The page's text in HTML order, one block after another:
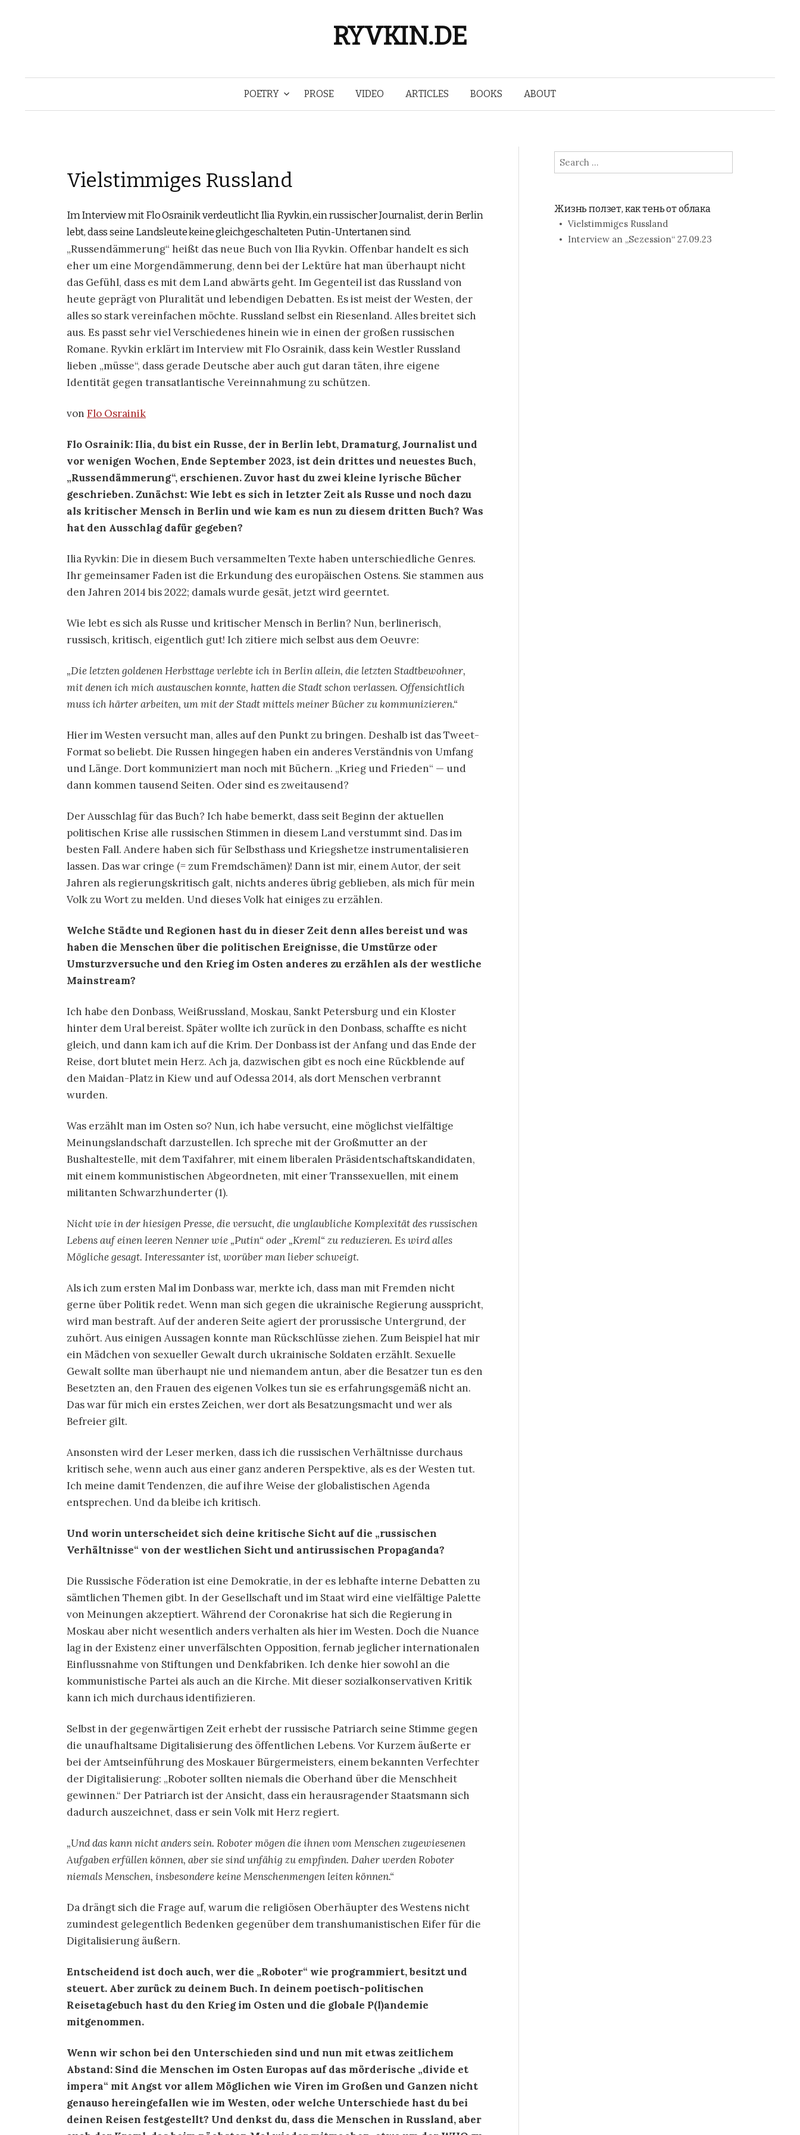
RYVKIN.DE
Skip
POETRY PROSE VIDEO ARTICLES BOOKS ABOUT
Vielstimmiges Russland
Im Interview mit Flo Osrainik verdeutlicht Ilia Ryvkin, ein russischer Journalist, der in Berlin
lebt, dass seine Landsleute keine gleichgeschalteten Putin-Untertanen sind.
„Russendämmerung“ heißt das neue Buch von Ilia Ryvkin. Offenbar handelt es sich
eher um eine Morgendämmerung, denn bei der Lektüre hat man überhaupt nicht
das Gefühl, dass es mit dem Land abwärts geht. Im Gegenteil ist das Russland von
heute geprägt von Pluralität und lebendigen Debatten. Es ist meist der Westen, der
alles so stark vereinfachen möchte. Russland selbst ein Riesenland. Alles breitet sich
aus. Es passt sehr viel Verschiedenes hinein wie in einen der großen russischen
Romane. Ryvkin erklärt im Interview mit Flo Osrainik, dass kein Westler Russland
lieben „müsse“, dass gerade Deutsche aber auch gut daran täten, ihre eigene
Identität gegen transatlantische Vereinnahmung zu schützen.
von Flo Osrainik
Flo Osrainik: Ilia, du bist ein Russe, der in Berlin lebt, Dramaturg, Journalist und
vor wenigen Wochen, Ende September 2023, ist dein drittes und neuestes Buch,
„Russendämmerung“, erschienen. Zuvor hast du zwei kleine lyrische Bücher
geschrieben. Zunächst: Wie lebt es sich in letzter Zeit als Russe und noch dazu
als kritischer Mensch in Berlin und wie kam es nun zu diesem dritten Buch? Was
hat den Ausschlag dafür gegeben?
Ilia Ryvkin: Die in diesem Buch versammelten Texte haben unterschiedliche Genres.
Ihr gemeinsamer Faden ist die Erkundung des europäischen Ostens. Sie stammen aus
den Jahren 2014 bis 2022; damals wurde gesät, jetzt wird geerntet.
Wie lebt es sich als Russe und kritischer Mensch in Berlin? Nun, berlinerisch,
russisch, kritisch, eigentlich gut! Ich zitiere mich selbst aus dem Oeuvre:
„Die letzten goldenen Herbsttage verlebte ich in Berlin allein, die letzten Stadtbewohner,
mit denen ich mich austauschen konnte, hatten die Stadt schon verlassen. Offensichtlich
muss ich härter arbeiten, um mit der Stadt mittels meiner Bücher zu kommunizieren.“
Hier im Westen versucht man, alles auf den Punkt zu bringen. Deshalb ist das Tweet-
Format so beliebt. Die Russen hingegen haben ein anderes Verständnis von Umfang
und Länge. Dort kommuniziert man noch mit Büchern. „Krieg und Frieden“ — und
dann kommen tausend Seiten. Oder sind es zweitausend?
Der Ausschlag für das Buch? Ich habe bemerkt, dass seit Beginn der aktuellen
politischen Krise alle russischen Stimmen in diesem Land verstummt sind. Das im
besten Fall. Andere haben sich für Selbsthass und Kriegshetze instrumentalisieren
lassen. Das war cringe (= zum Fremdschämen)! Dann ist mir, einem Autor, der seit
Jahren als regierungskritisch galt, nichts anderes übrig geblieben, als mich für mein
Volk zu Wort zu melden. Und dieses Volk hat einiges zu erzählen.
Welche Städte und Regionen hast du in dieser Zeit denn alles bereist und was
haben die Menschen über die politischen Ereignisse, die Umstürze oder
Umsturzversuche und den Krieg im Osten anderes zu erzählen als der westliche
Mainstream?
Ich habe den Donbass, Weißrussland, Moskau, Sankt Petersburg und ein Kloster
hinter dem Ural bereist. Später wollte ich zurück in den Donbass, schaffte es nicht
gleich, und dann kam ich auf die Krim. Der Donbass ist der Anfang und das Ende der
Reise, dort blutet mein Herz. Ach ja, dazwischen gibt es noch eine Rückblende auf
den Maidan-Platz in Kiew und auf Odessa 2014, als dort Menschen verbrannt
wurden.
Was erzählt man im Osten so? Nun, ich habe versucht, eine möglichst vielfältige
Meinungslandschaft darzustellen. Ich spreche mit der Großmutter an der
Bushaltestelle, mit dem Taxifahrer, mit einem liberalen Präsidentschaftskandidaten,
mit einem kommunistischen Abgeordneten, mit einer Transsexuellen, mit einem
militanten Schwarzhunderter (1).
Nicht wie in der hiesigen Presse, die versucht, die unglaubliche Komplexität des russischen
Lebens auf einen leeren Nenner wie „Putin“ oder „Kreml“ zu reduzieren. Es wird alles
Mögliche gesagt. Interessanter ist, worüber man lieber schweigt.
Als ich zum ersten Mal im Donbass war, merkte ich, dass man mit Fremden nicht
gerne über Politik redet. Wenn man sich gegen die ukrainische Regierung ausspricht,
wird man bestraft. Auf der anderen Seite agiert der prorussische Untergrund, der
zuhört. Aus einigen Aussagen konnte man Rückschlüsse ziehen. Zum Beispiel hat mir
ein Mädchen von sexueller Gewalt durch ukrainische Soldaten erzählt. Sexuelle
Gewalt sollte man überhaupt nie und niemandem antun, aber die Besatzer tun es den
Besetzten an, den Frauen des eigenen Volkes tun sie es erfahrungsgemäß nicht an.
Das war für mich ein erstes Zeichen, wer dort als Besatzungsmacht und wer als
Befreier gilt.
Ansonsten wird der Leser merken, dass ich die russischen Verhältnisse durchaus
kritisch sehe, wenn auch aus einer ganz anderen Perspektive, als es der Westen tut.
Ich meine damit Tendenzen, die auf ihre Weise der globalistischen Agenda
entsprechen. Und da bleibe ich kritisch.
Und worin unterscheidet sich deine kritische Sicht auf die „russischen
Verhältnisse“ von der westlichen Sicht und antirussischen Propaganda?
Die Russische Föderation ist eine Demokratie, in der es lebhafte interne Debatten zu
sämtlichen Themen gibt. In der Gesellschaft und im Staat wird eine vielfältige Palette
von Meinungen akzeptiert. Während der Coronakrise hat sich die Regierung in
Moskau aber nicht wesentlich anders verhalten als hier im Westen. Doch die Nuance
lag in der Existenz einer unverfälschten Opposition, fernab jeglicher internationalen
Einflussnahme von Stiftungen und Denkfabriken. Ich denke hier sowohl an die
kommunistische Partei als auch an die Kirche. Mit dieser sozialkonservativen Kritik
kann ich mich durchaus identifizieren.
Selbst in der gegenwärtigen Zeit erhebt der russische Patriarch seine Stimme gegen
die unaufhaltsame Digitalisierung des öffentlichen Lebens. Vor Kurzem äußerte er
bei der Amtseinführung des Moskauer Bürgermeisters, einem bekannten Verfechter
der Digitalisierung: „Roboter sollten niemals die Oberhand über die Menschheit
gewinnen.“ Der Patriarch ist der Ansicht, dass ein herausragender Staatsmann sich
dadurch auszeichnet, dass er sein Volk mit Herz regiert.
„Und das kann nicht anders sein. Roboter mögen die ihnen vom Menschen zugewiesenen
Aufgaben erfüllen können, aber sie sind unfähig zu empfinden. Daher werden Roboter
niemals Menschen, insbesondere keine Menschenmengen leiten können.“
Da drängt sich die Frage auf, warum die religiösen Oberhäupter des Westens nicht
zumindest gelegentlich Bedenken gegenüber dem transhumanistischen Eifer für die
Digitalisierung äußern.
Entscheidend ist doch auch, wer die „Roboter“ wie programmiert, besitzt und
steuert. Aber zurück zu deinem Buch. In deinem poetisch-politischen
Reisetagebuch hast du den Krieg im Osten und die globale P(l)andemie
mitgenommen.
Wenn wir schon bei den Unterschieden sind und nun mit etwas zeitlichem
Abstand: Sind die Menschen im Osten Europas auf das mörderische „divide et
impera“ mit Angst vor allem Möglichen wie Viren im Großen und Ganzen nicht
genauso hereingefallen wie im Westen, oder welche Unterschiede hast du bei
deinen Reisen festgestellt? Und denkst du, dass die Menschen in Russland, aber
Search
for:
Жизнь ползет, как тень от облака
Vielstimmiges Russland
Interview an „Sezession“ 27.09.23